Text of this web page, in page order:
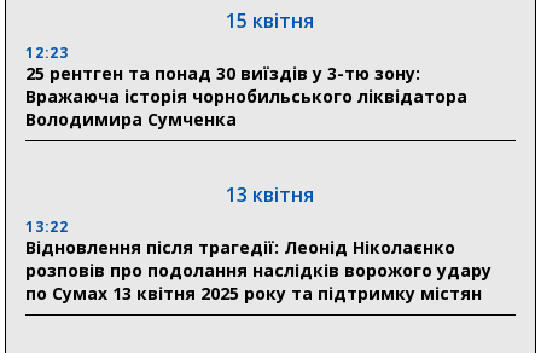
21:01
До 19 400 гривень на паливо: Пенсійний фонд
Сумщини пояснив, як отримати допомогу на зиму
«Укрексімбанк» припиняє виплату пенсій: у
людям
11:00
Артем Кобзар вручив родинам 20 полеглих Героїв
15 квітня
12:23
25 рентген та понад 30 виїздів у 3-тю зону:
Вражаюча історія чорнобильського ліквідатора
Володимира Сумченка
13 квітня
13:22
Відновлення після трагедії: Леонід Ніколаєнко
розповів про подолання наслідків ворожого удару
по Сумах 13 квітня 2025 року та підтримку містян